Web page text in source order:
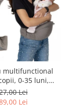
multifunctional
0-35 luni,
J-BC1601 - Gri
Lei
Lei